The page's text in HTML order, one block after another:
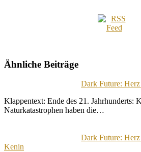
Ähnliche Beiträge
Dark Future:
Klappentext: Ende des 21. Jahrhunderts:
Naturkatastrophen haben die…
Dark Future:
Kenin